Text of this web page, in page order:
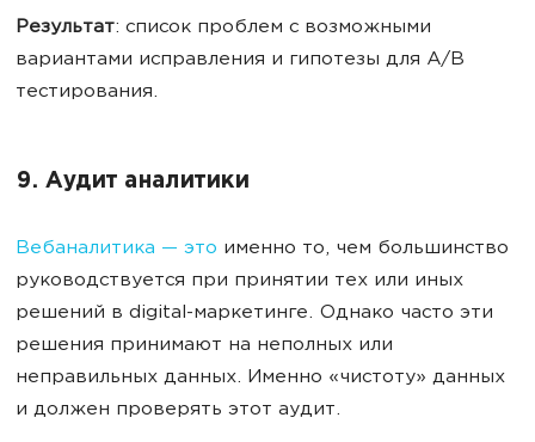
Результат: список проблем с возможными
вариантами исправления и гипотезы для A/B
тестирования.
9. Аудит аналитики
Вебаналитика — это именно то, чем большинство
руководствуется при принятии тех или иных
решений в digital-маркетинге. Однако часто эти
решения принимают на неполных или
неправильных данных. Именно «чистоту» данных
и должен проверять этот аудит.